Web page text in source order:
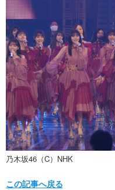
乃木坂46（C）NHK
この記事へ戻る